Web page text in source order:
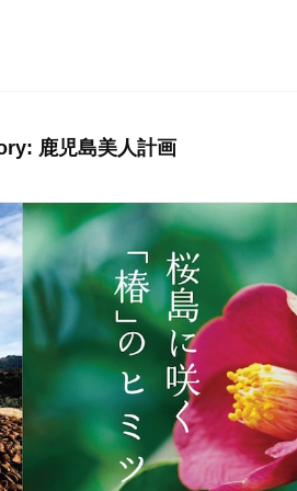
鹿児島美人計画